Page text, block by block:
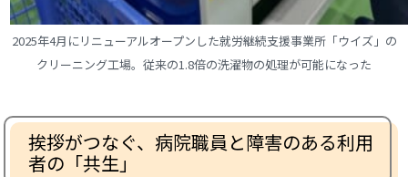
2025年4月にリニューアルオープンした就労継続支援事業所「ウイズ」の
クリーニング工場。従来の1.8倍の洗濯物の処理が可能になった
挨拶がつなぐ、病院職員と障害のある利用
者の「共生」